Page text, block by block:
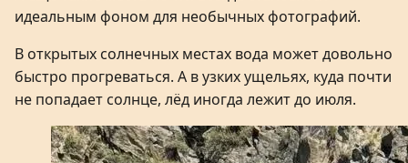
идеальным фоном для необычных фотографий.
В открытых солнечных местах вода может довольно
быстро прогреваться. А в узких ущельях, куда почти
не попадает солнце, лёд иногда лежит до июля.